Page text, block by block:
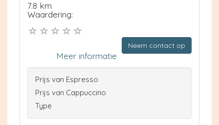
7.8 km
Waardering:
Neem contact op
Meer informatie
Prijs van Espresso
Prijs van Cappuccino
Type